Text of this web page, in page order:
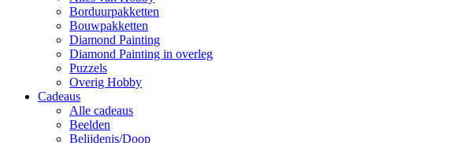
Borduurpakketten
Bouwpakketten
Diamond Painting
Diamond Painting in overleg
Puzzels
Overig Hobby
Cadeaus
Alle cadeaus
Beelden
Belijdenis/Doop